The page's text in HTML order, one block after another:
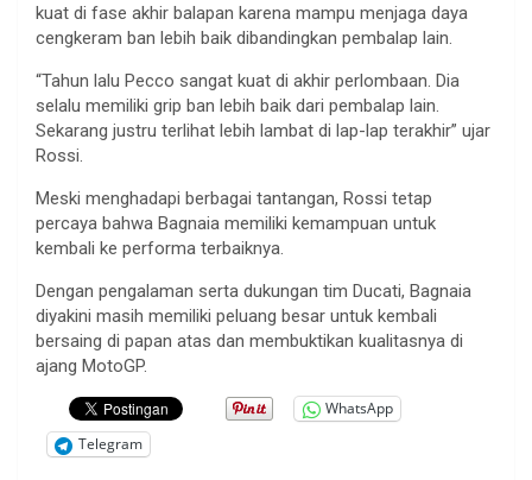
kuat di fase akhir balapan karena mampu menjaga daya
cengkeram ban lebih baik dibandingkan pembalap lain.
“Tahun lalu Pecco sangat kuat di akhir perlombaan. Dia
selalu memiliki grip ban lebih baik dari pembalap lain.
Sekarang justru terlihat lebih lambat di lap-lap terakhir” ujar
Rossi.
Meski menghadapi berbagai tantangan, Rossi tetap
percaya bahwa Bagnaia memiliki kemampuan untuk
kembali ke performa terbaiknya.
Dengan pengalaman serta dukungan tim Ducati, Bagnaia
diyakini masih memiliki peluang besar untuk kembali
bersaing di papan atas dan membuktikan kualitasnya di
ajang MotoGP.
WhatsApp
Telegram